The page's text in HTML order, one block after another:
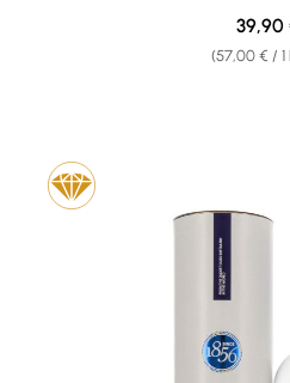
(57,00 € / 1
39,90